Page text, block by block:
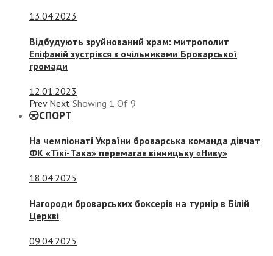
13.04.2023
Відбудують зруйнований храм: митрополит
Епіфаній зустрівся з очільниками Броварської
громади
12.01.2023
Prev Next Showing 1 Of 9
СПОРТ
На чемпіонаті України броварська команда дівчат
ФК «Тікі-Така» перемагає вінницьку «Ниву»
18.04.2025
Нагороди броварських боксерів на турнір в Білій
Церкві
09.04.2025